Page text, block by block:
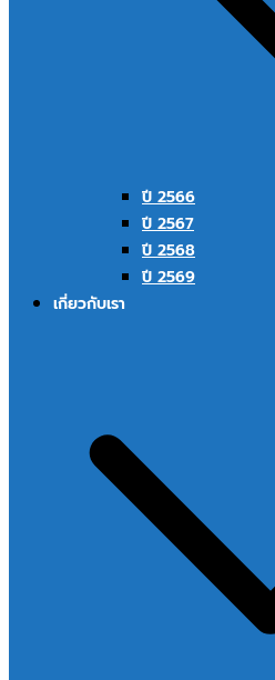
ปี 2566
ปี 2567
ปี 2568
ปี 2569
เกี่ยวกับเรา